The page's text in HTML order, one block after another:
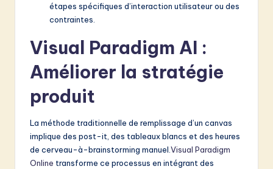
étapes spécifiques d’interaction utilisateur ou des
contraintes.
Visual Paradigm AI :
Améliorer la stratégie
produit
La méthode traditionnelle de remplissage d’un canvas
implique des post-it, des tableaux blancs et des heures
de cerveau-à-brainstorming manuel.Visual Paradigm
Online transforme ce processus en intégrant des